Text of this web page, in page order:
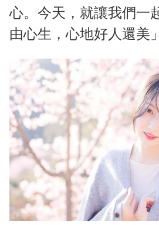
心。今天，就讓我們一
由心生，心地好人還美